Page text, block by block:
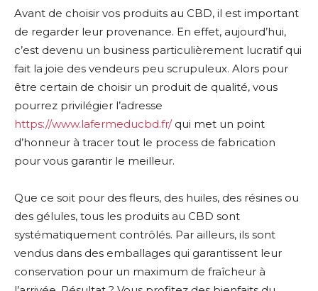
Avant de choisir vos produits au CBD, il est important
de regarder leur provenance. En effet, aujourd’hui,
c’est devenu un business particulièrement lucratif qui
fait la joie des vendeurs peu scrupuleux. Alors pour
être certain de choisir un produit de qualité, vous
pourrez privilégier l’adresse
https://www.lafermeducbd.fr/qui met un point
d’honneur à tracer tout le process de fabrication
pour vous garantir le meilleur.
Que ce soit pour des fleurs, des huiles, des résines ou
des gélules, tous les produits au CBD sont
systématiquement contrôlés. Par ailleurs, ils sont
vendus dans des emballages qui garantissent leur
conservation pour un maximum de fraîcheur à